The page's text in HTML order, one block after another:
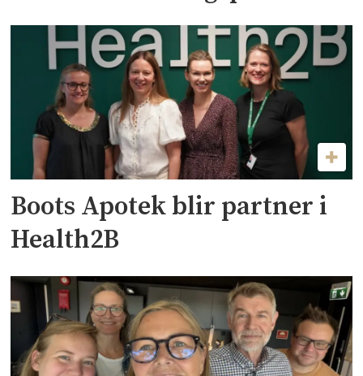
Boots Apotek blir partner i
Health2B